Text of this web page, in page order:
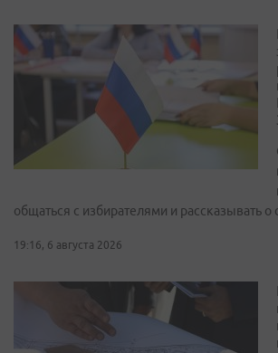
общаться с избирателями и рассказывать о
19:16, 6 августа 2026